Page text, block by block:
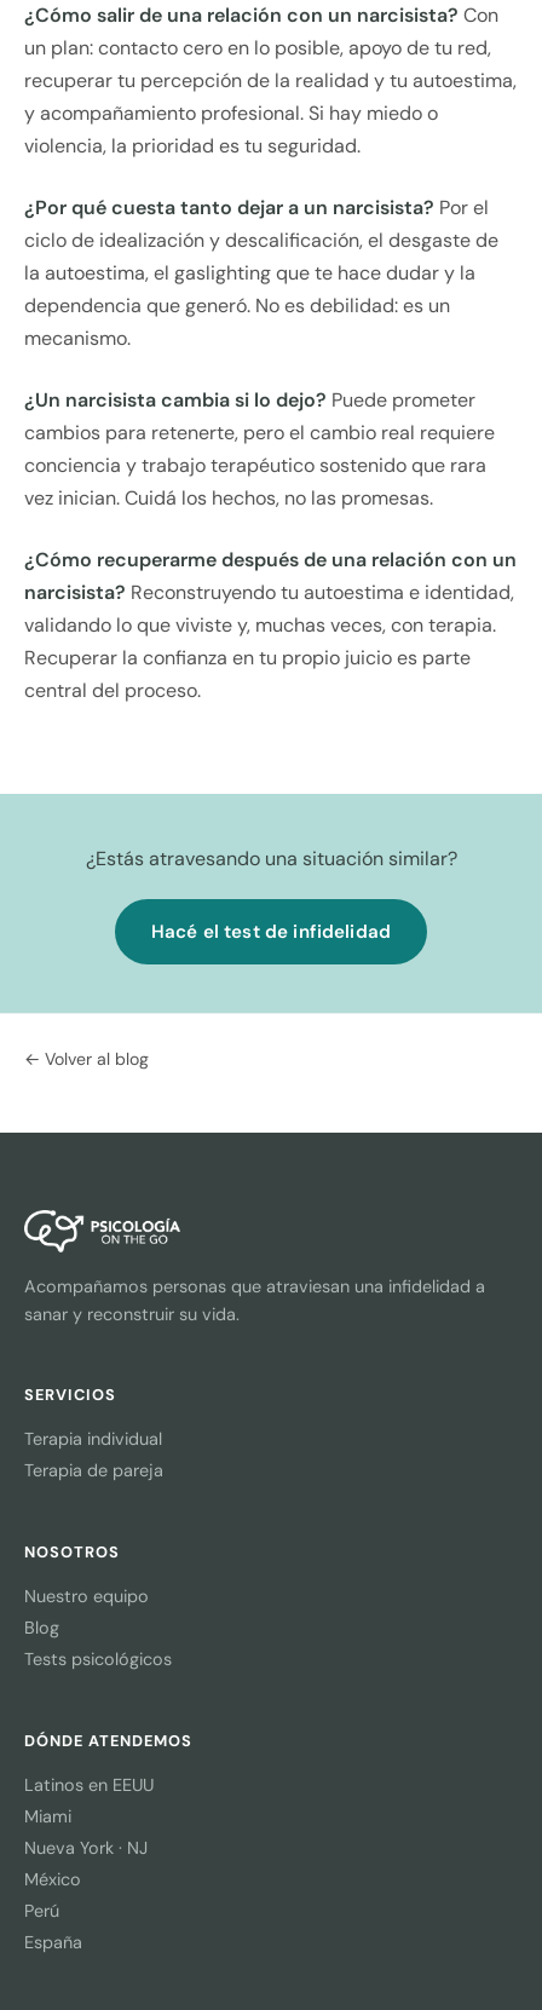
¿Cómo salir de una relación con un narcisista? Con
un plan: contacto cero en lo posible, apoyo de tu red,
recuperar tu percepción de la realidad y tu autoestima,
y acompañamiento profesional. Si hay miedo o
violencia, la prioridad es tu seguridad.
¿Por qué cuesta tanto dejar a un narcisista? Por el
ciclo de idealización y descalificación, el desgaste de
la autoestima, el gaslighting que te hace dudar y la
dependencia que generó. No es debilidad: es un
mecanismo.
¿Un narcisista cambia si lo dejo? Puede prometer
cambios para retenerte, pero el cambio real requiere
conciencia y trabajo terapéutico sostenido que rara
vez inician. Cuidá los hechos, no las promesas.
¿Cómo recuperarme después de una relación con un
narcisista? Reconstruyendo tu autoestima e identidad,
validando lo que viviste y, muchas veces, con terapia.
Recuperar la confianza en tu propio juicio es parte
central del proceso.
¿Estás atravesando una situación similar?
Hacé el test de infidelidad
← Volver al blog
Acompañamos personas que atraviesan una infidelidad a
sanar y reconstruir su vida.
SERVICIOS
Terapia individual
Terapia de pareja
NOSOTROS
Nuestro equipo
Blog
Tests psicológicos
DÓNDE ATENDEMOS
Latinos en EEUU
Miami
Nueva York · NJ
México
Perú
España